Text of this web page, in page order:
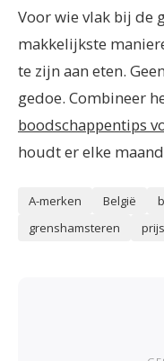
Voor wie vlak bij de
makkelijkste
te zijn aan eten.
gedoe. Combineer
boodschappentips
houdt er elke
A-merken België
grenshamsteren